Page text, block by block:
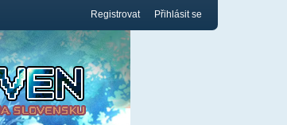
Registrovat Přihlásit se